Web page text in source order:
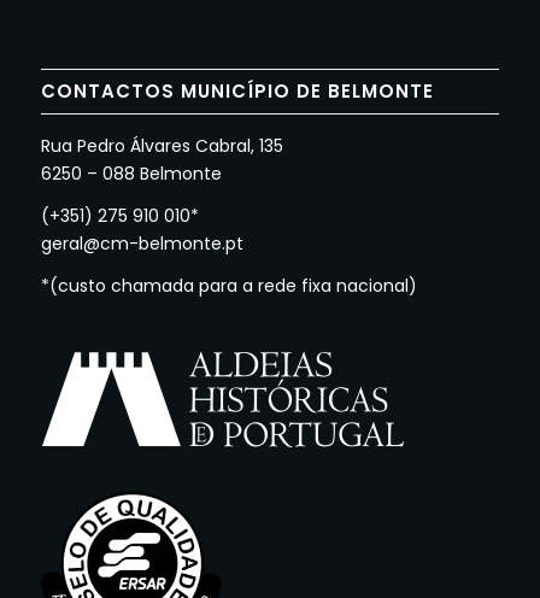
CONTACTOS MUNICÍPIO DE BELMONTE
Rua Pedro Álvares Cabral, 135
6250 – 088 Belmonte
(+351) 275 910 010*
geral@cm-belmonte.pt
*(custo chamada para a rede fixa nacional)